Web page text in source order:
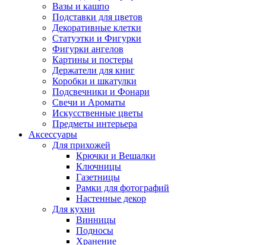
Вазы и кашпо
Подставки для цветов
Декоративные клетки
Статуэтки и Фигурки
Фигурки ангелов
Картины и постеры
Держатели для книг
Коробки и шкатулки
Подсвечники и Фонари
Свечи и Ароматы
Искусственные цветы
Предметы интерьера
Аксессуары
Для прихожей
Крючки и Вешалки
Ключницы
Газетницы
Рамки для фотографий
Настенные декор
Для кухни
Винницы
Подносы
Хранение